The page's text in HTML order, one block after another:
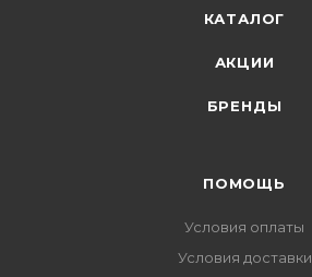
КАТАЛОГ
АКЦИИ
БРЕНДЫ
ПОМОЩЬ
Условия оплаты
Условия доставки